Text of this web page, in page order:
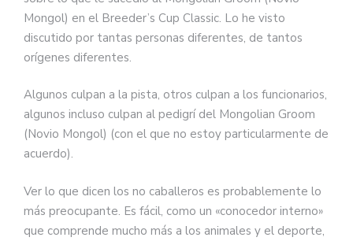
Mongol) en el Breeder’s Cup Classic. Lo he visto
discutido por tantas personas diferentes, de tantos
orígenes diferentes.
Algunos culpan a la pista, otros culpan a los funcionarios,
algunos incluso culpan al pedigrí del Mongolian Groom
(Novio Mongol) (con el que no estoy particularmente de
acuerdo).
Ver lo que dicen los no caballeros es probablemente lo
más preocupante. Es fácil, como un «conocedor interno»
que comprende mucho más a los animales y el deporte,